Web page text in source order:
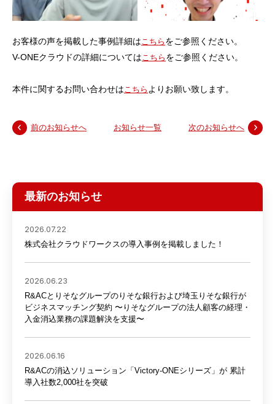
お客様の声を掲載した事例詳細はこちら をご参照ください。
V-ONEクラウドの詳細についてはこちら をご参照ください。
本件に関するお問い合わせはこちら よりお願い致します。
前のお知らせへ お知らせ一覧 次のお知らせへ
最新のお知らせ
2026.07.22
株式会社クラウドワークスの導入事例を掲載しました！
2026.06.23
R&ACとりそなグループのりそな銀行および埼玉りそな銀行が
ビジネスマッチング契約 〜りそなグループの法人顧客の経理・
入金消込業務の課題解決を支援〜
2026.06.16
R&ACの消込ソリューション「Victory-ONEシリーズ」が 累計
導入社数2,000社を突破